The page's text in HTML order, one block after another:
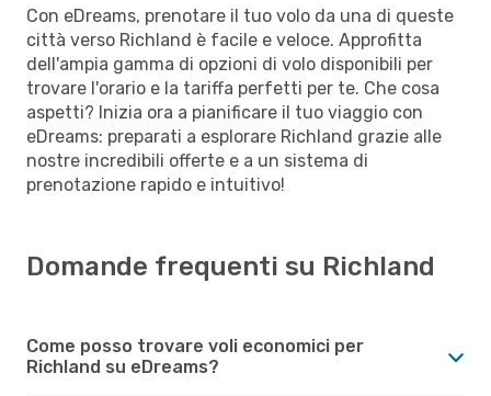
Con eDreams, prenotare il tuo volo da una di queste
città verso Richland è facile e veloce. Approfitta
dell'ampia gamma di opzioni di volo disponibili per
trovare l'orario e la tariffa perfetti per te. Che cosa
aspetti? Inizia ora a pianificare il tuo viaggio con
eDreams: preparati a esplorare Richland grazie alle
nostre incredibili offerte e a un sistema di
prenotazione rapido e intuitivo!
Domande frequenti su Richland
Come posso trovare voli economici per
Richland su eDreams?